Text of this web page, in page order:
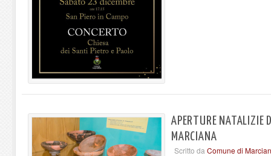
APERTURE NATALIZIE
MARCIANA
Scritto da Comune di